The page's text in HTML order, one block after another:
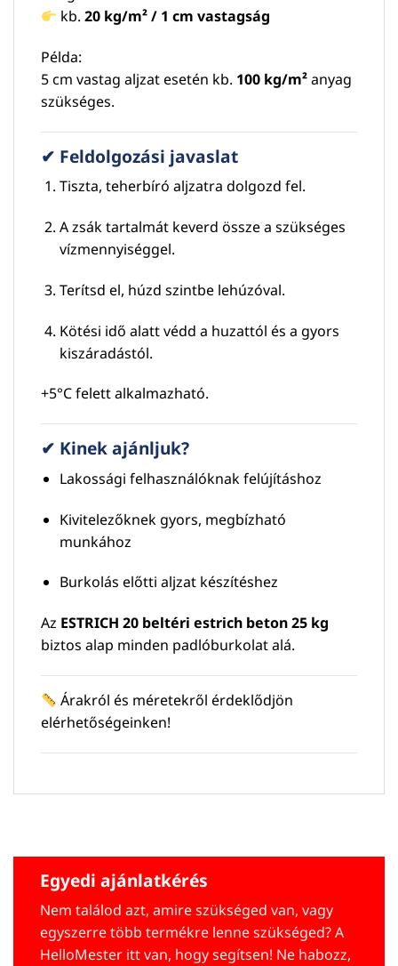
kb.20 kg/m² / 1 cm vastagság
Példa:
5 cm vastag aljzat esetén kb. 100 kg/m²anyag
szükséges.
✔ Feldolgozási javaslat
Tiszta, teherbíró aljzatra dolgozd fel.
A zsák tartalmát keverd össze a szükséges
vízmennyiséggel.
Terítsd el, húzd szintbe lehúzóval.
Kötési idő alatt védd a huzattól és a gyors
kiszáradástól.
+5°C felett alkalmazható.
✔ Kinek ajánljuk?
Lakossági felhasználóknak felújításhoz
Kivitelezőknek gyors, megbízható
munkához
Burkolás előtti aljzat készítéshez
Az ESTRICH 20 beltéri estrich beton 25 kg
biztos alap minden padlóburkolat alá.
Árakról és méretekről érdeklődjön
elérhetőségeinken!
Egyedi ajánlatkérés
Nem találod azt, amire szükséged van, vagy
egyszerre több termékre lenne szükséged? A
HelloMester itt van, hogy segítsen! Ne habozz,